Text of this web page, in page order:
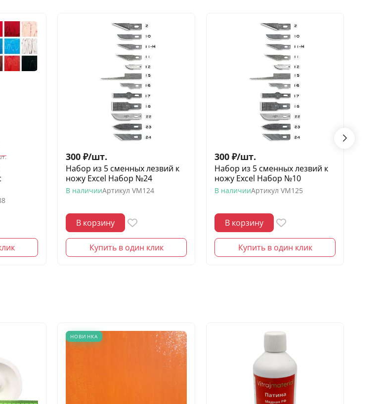
300 ₽/шт.
Набор из 5 сменных лезвий к
ножу Excel Набор №24
В наличииАртикул VM124
В корзину
Купить в один клик
300 ₽/шт.
Набор из 5 сменных лезвий к
ножу Excel Набор №10
В наличииАртикул VM125
В корзину
Купить в один клик
НОВИНКА